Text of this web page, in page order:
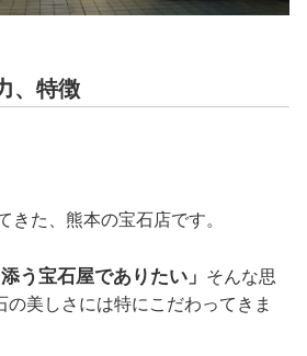
、特徴
きた、熊本の宝石店です。
う宝石屋でありたい」 そんな思
の美しさには特にこだわってきま